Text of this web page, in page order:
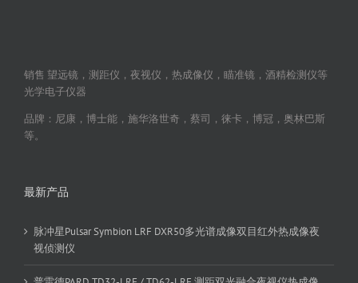
销售 望远镜，测距仪，夜视仪，热成像仪，瞄准镜，酒精检测仪等
光学电子仪器
品牌：尼康，博士能，施华洛世奇，蔡司，徕卡，博冠，奥林巴斯
等。
最新产品
脉冲星Pulsar Symbion LRF DXR50多光谱成像双目红外热成像夜
视侦测仪